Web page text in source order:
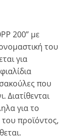
200” με
του
για
που
Διατίθεvται
για το
του προϊόντος,